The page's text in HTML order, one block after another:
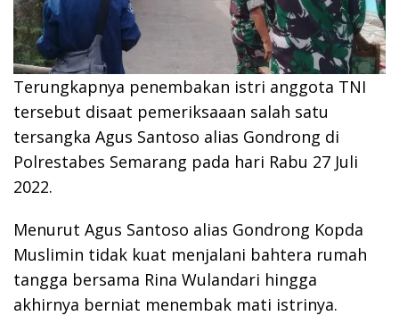
Terungkapnya penembakan istri anggota TNI
tersebut disaat pemeriksaaan salah satu
tersangka Agus Santoso alias Gondrong di
Polrestabes Semarang pada hari Rabu 27 Juli
2022.
Menurut Agus Santoso alias Gondrong Kopda
Muslimin tidak kuat menjalani bahtera rumah
tangga bersama Rina Wulandari hingga
akhirnya berniat menembak mati istrinya.